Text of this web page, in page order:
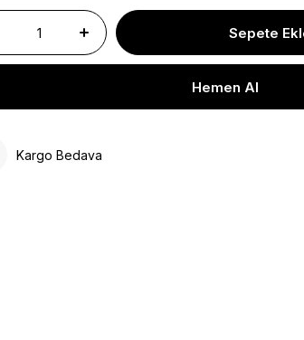
Kargo Bedava